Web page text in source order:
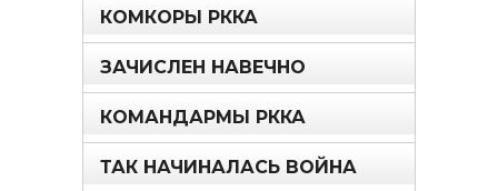
КОМКОРЫ РККА
ЗАЧИСЛЕН НАВЕЧНО
КОМАНДАРМЫ РККА
ТАК НАЧИНАЛАСЬ ВОЙНА